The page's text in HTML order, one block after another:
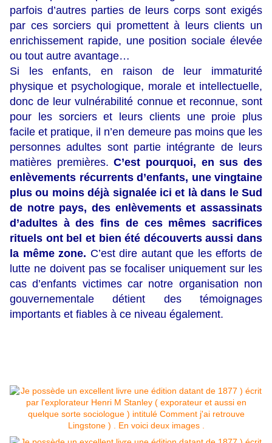
parfois d’autres parties de leurs corps sont exigés
par ces sorciers qui promettent à leurs clients un
enrichissement rapide, une position sociale élevée
ou tout autre avantage…
Si les enfants, en raison de leur immaturité
physique et psychologique, morale et intellectuelle,
donc de leur vulnérabilité connue et reconnue, sont
pour les sorciers et leurs clients une proie plus
facile et pratique, il n’en demeure pas moins que les
personnes adultes sont partie intégrante de leurs
matières premières. C’est pourquoi, en sus des
enlèvements récurrents d’enfants, une vingtaine
plus ou moins déjà signalée ici et là dans le Sud
de notre pays, des enlèvements et assassinats
d’adultes à des fins de ces mêmes sacrifices
rituels ont bel et bien été découverts aussi dans
la même zone. C’est dire autant que les efforts de
lutte ne doivent pas se focaliser uniquement sur les
cas d’enfants victimes car notre organisation non
gouvernementale détient des témoignages
importants et fiables à ce niveau également.